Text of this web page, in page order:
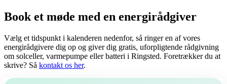
Book et møde med en energirådgiver
Vælg et tidspunkt i kalenderen nedenfor, så ringer en af vores
energirådgivere dig op og giver dig gratis, uforpligtende rådgivning
om solceller, varmepumpe eller batteri i Ringsted. Foretrækker du at
skrive? Så kontakt os her.